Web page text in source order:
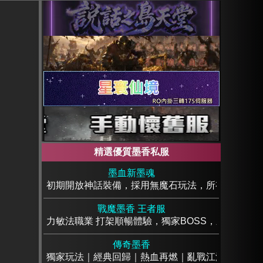
精選優質墨香私服
墨血新墨魂
初期開放神話裝備，採用無魔石玩法，所有裝備資
戰魔墨香 王者服
力敏法職業 打架順暢體驗，獨家BOSS，刷寶樂趣
傳奇墨香
獨家玩法｜經典回歸｜熱血再燃｜亂戰江湖